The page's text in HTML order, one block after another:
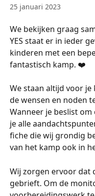
25 januari 2023
We bekijken graag
YES staat er in ieder
kinderen met een
fantastisch kamp. ❤️
We staan altijd voor
de wensen en noden
Wanneer je beslist
je alle
fiche die wij grondig
van het kamp ook in
Wij zorgen ervoor dat
gebrieft. Om de